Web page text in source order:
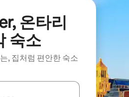
온타리
숙소
, 집처럼 편안한 숙소